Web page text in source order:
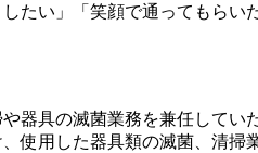
たい」「笑顔で通ってもらい
器具の滅菌業務を兼任してい
使用した器具類の滅菌、清掃